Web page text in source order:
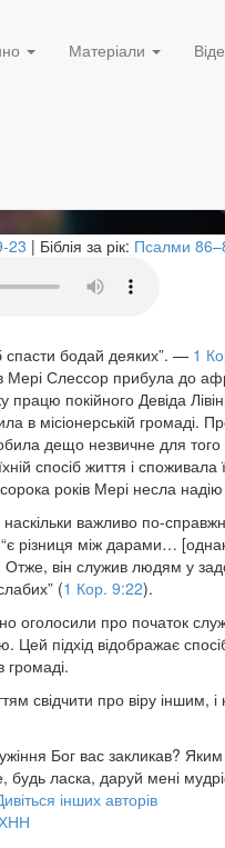
Матеріали
23 | Біблія за рік: Псалми
бодай деяких”. — 1
Мері Слессор прибула до
працю покійного Девіда
в місіонерській громаді.
дещо незвичне для
спосіб життя і
років Мері несла надію
важливо по-
різниця між дарами…
він служив людям у
(1 Кор. 9:22).
оголосили про початок
Цей підхід відображає
громаді.
свідчити про віру
Бог вас закликав?
ласка, даруй мені
інших авторів